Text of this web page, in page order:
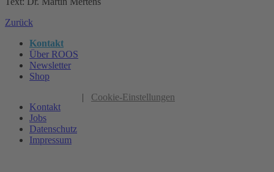
Zurück
Kontakt
Über ROOS
Newsletter
Shop
Kontakt
Jobs
Datenschutz
Impressum
| Cookie-Einstellungen